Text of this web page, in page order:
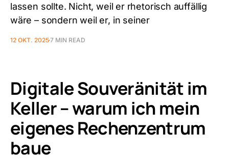
lassen sollte. Nicht, weil er rhetorisch auffällig
wäre – sondern weil er, in seiner
12 OKT. 20257 MIN READ
Digitale Souveränität im
Keller – warum ich mein
eigenes Rechenzentrum
baue